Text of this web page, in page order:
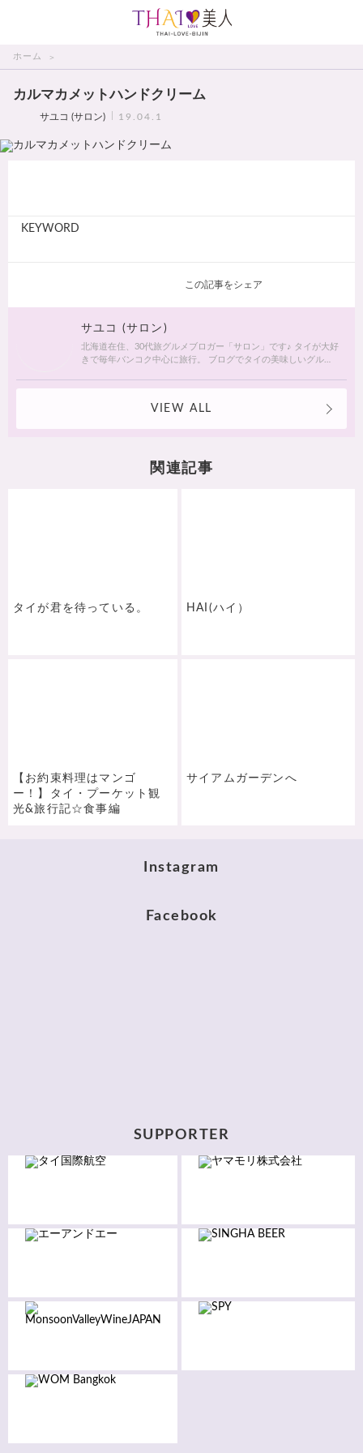
ホーム
カルマカメットハンドクリーム
サユコ (サロン) 19.04.1
KEYWORD
この記事をシェア
サユコ (サロン)
北海道在住、30代旅グルメブロガー「サロン」です♪ タイが大好
きで毎年バンコク中心に旅行。 ブログでタイの美味しいグル
VIEW ALL
関連記事
タイが君を待っている。 HAI(ハイ）
【お約束料理はマンゴ
ー！】タイ・プーケット観
光&旅行記☆食事編
サイアムガーデンへ
Instagram
Facebook
SUPPORTER